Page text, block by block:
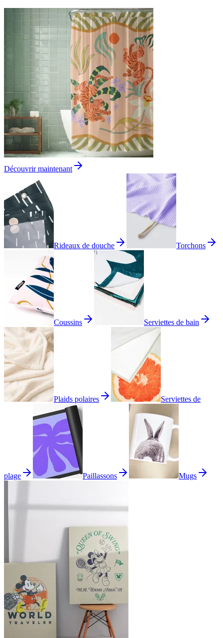
Découvrir maintenant
Rideaux de douche Torchons
Coussins Serviettes de bain
Plaids polaires Serviettes de
plage Paillassons Mugs